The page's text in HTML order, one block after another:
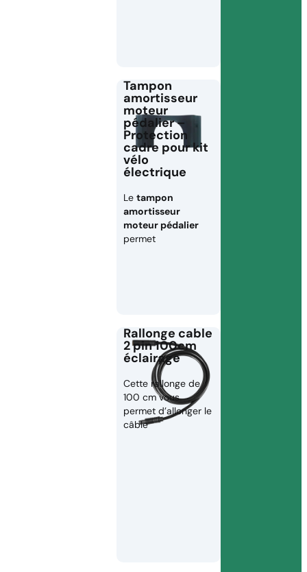
Tampon
amortisseur
moteur
pédalier –
Protection
cadre pour kit
vélo
électrique
Le tampon
amortisseur
moteur pédalier
permet
Rallonge cable
2 pin 100cm
éclairage
Cette rallonge de
100 cm vous
permet d’allonger le
câble